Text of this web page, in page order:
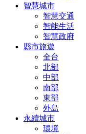
智慧城市
智慧交通
智能生活
智慧政府
縣市旅遊
全台
北部
中部
南部
東部
外島
永續城市
環境